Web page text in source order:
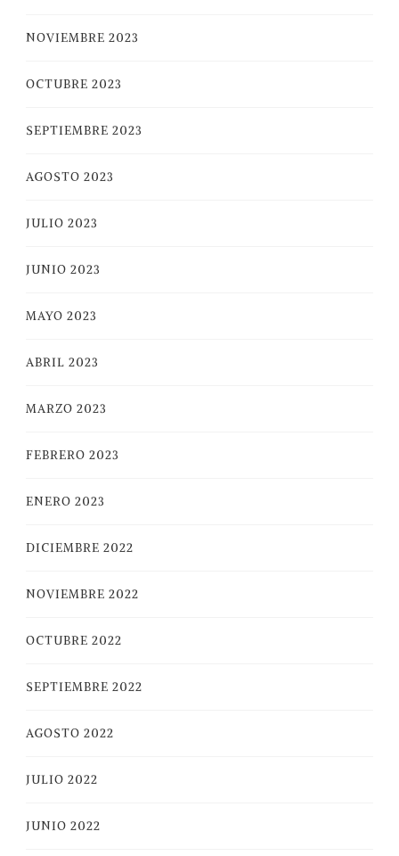
NOVIEMBRE 2023
OCTUBRE 2023
SEPTIEMBRE 2023
AGOSTO 2023
JULIO 2023
JUNIO 2023
MAYO 2023
ABRIL 2023
MARZO 2023
FEBRERO 2023
ENERO 2023
DICIEMBRE 2022
NOVIEMBRE 2022
OCTUBRE 2022
SEPTIEMBRE 2022
AGOSTO 2022
JULIO 2022
JUNIO 2022